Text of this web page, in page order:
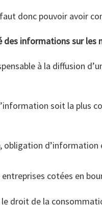
donc pouvoir avoir
informations sur les
à la diffusion
soit la plus
, obligation d’information
cotées en
le droit de la